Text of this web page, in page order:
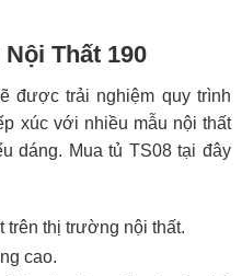
Thất 190
được trải nghiệm quy trình
xúc với nhiều mẫu nội thất
dáng. Mua tủ TS08 tại đây
trên thị trường nội thất.
cao.